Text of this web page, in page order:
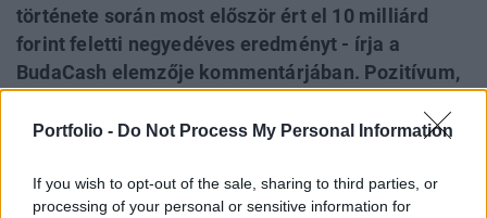
Portfolio - Do Not Process My Personal Information
If you wish to opt-out of the sale, sharing to third parties, or
processing of your personal or sensitive information for
története során most először ért el 10 milliárd
forint feletti negyedéves eredményt - írja a
BudaCash elemzője kommentárjában. Pozitívum,
tételek eredménye, hanem emellett a mögöttes
hatékonyság is igen kedvezoen alakult.